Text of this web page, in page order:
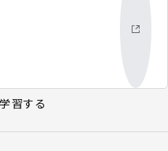
習する